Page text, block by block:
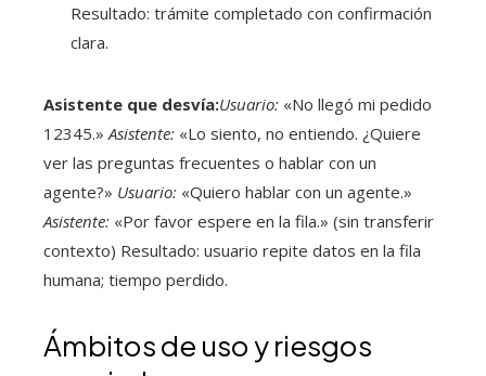
Resultado: trámite completado con confirmación
clara.
Asistente que desvía:Usuario: «No llegó mi pedido
12345.» Asistente: «Lo siento, no entiendo. ¿Quiere
ver las preguntas frecuentes o hablar con un
agente?» Usuario: «Quiero hablar con un agente.»
Asistente: «Por favor espere en la fila.» (sin transferir
contexto) Resultado: usuario repite datos en la fila
humana; tiempo perdido.
Ámbitos de uso y riesgos